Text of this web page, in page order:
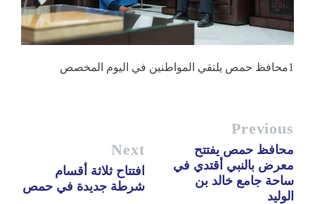
1محافظ حمص يلتقي المواطنين في اليوم المخصص
Previous
محافظ حمص يفتتح
معرض بالنبي أقتدي في
ساحة جامع خالد بن
الوليد
Next
افتتاح ثلاثة أقسام
شرطة جديدة في حمص